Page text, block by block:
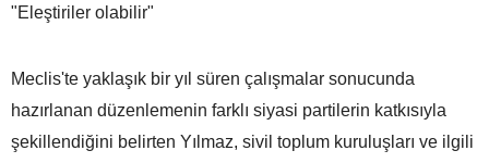
"Eleştiriler olabilir"
Meclis'te yaklaşık bir yıl süren çalışmalar sonucunda
hazırlanan düzenlemenin farklı siyasi partilerin katkısıyla
şekillendiğini belirten Yılmaz, sivil toplum kuruluşları ve ilgili